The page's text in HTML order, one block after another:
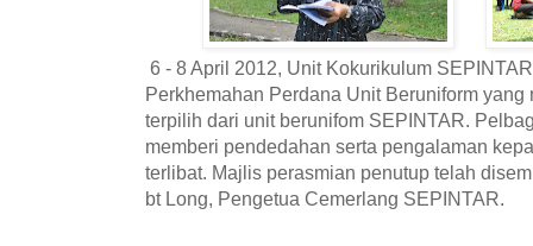
6 - 8 April 2012, Unit Kokurikulum
Perkhemahan Perdana Unit Beruniform
terpilih dari unit berunifom SEPINTAR.
memberi pendedahan serta pengalaman
terlibat. Majlis perasmian penutup telah
bt Long, Pengetua Cemerlang SEPINTAR.